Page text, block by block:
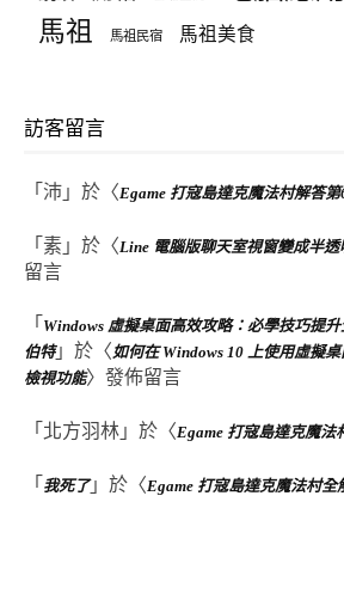
馬祖 馬祖民宿 馬祖美食
訪客留言
「 沛 」於〈Egame 打寇島達克魔法村解答第
「 素 」於〈Line 電腦版聊天室視窗變成半
留言
「 Windows 虛擬桌面高效攻略：必學技巧提
伯特」於〈 如何在 Windows 10 上使用虛擬
檢視功能〉發佈留言
「 北方羽林 」於〈Egame 打寇島達克魔法
「 我死了」於〈Egame 打寇島達克魔法村全